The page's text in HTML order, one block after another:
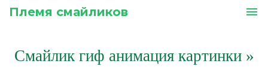
Племя смайликов menu
Смайлик гиф анимация картинки»